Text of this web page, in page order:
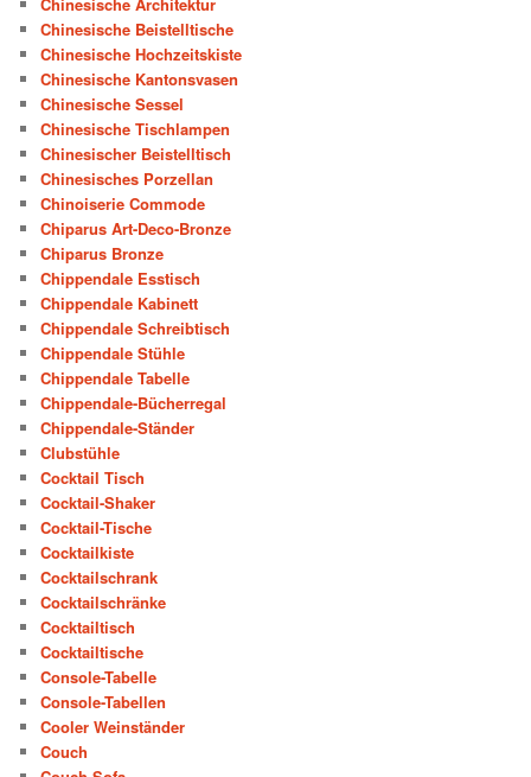
Chinesische Beistelltische
Chinesische Hochzeitskiste
Chinesische Kantonsvasen
Chinesische Sessel
Chinesische Tischlampen
Chinesischer Beistelltisch
Chinesisches Porzellan
Chinoiserie Commode
Chiparus Art-Deco-Bronze
Chiparus Bronze
Chippendale Esstisch
Chippendale Kabinett
Chippendale Schreibtisch
Chippendale Stühle
Chippendale Tabelle
Chippendale-Bücherregal
Chippendale-Ständer
Clubstühle
Cocktail Tisch
Cocktail-Shaker
Cocktail-Tische
Cocktailkiste
Cocktailschrank
Cocktailschränke
Cocktailtisch
Cocktailtische
Console-Tabelle
Console-Tabellen
Cooler Weinständer
Couch